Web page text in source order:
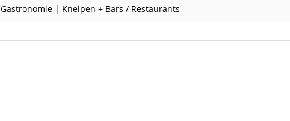
Gastronomie | Kneipen + Bars / Restaurants